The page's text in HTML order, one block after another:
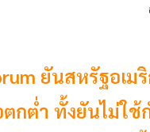
ยันสหรัฐอเมริ
ตกต่ำ ทั้งยันไม่ใ